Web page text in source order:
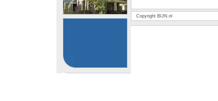
Copyright BIJN.nl